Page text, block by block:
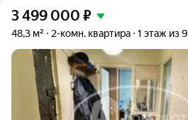
3 499 000 ₽
48,3 м² 2-комн. квартира 1 этаж из 9